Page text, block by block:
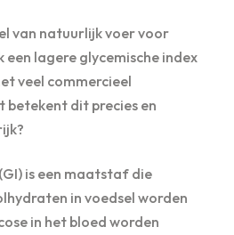
van natuurlijk voer voor
een lagere glycemische index
veel commercieel
betekent dit precies en
is een maatstaf die
in voedsel worden
in het bloed worden